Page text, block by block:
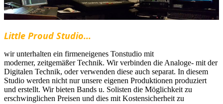
Little Proud Studio...
wir unterhalten ein firmeneigenes Tonstudio mit
moderner, zeitgemäßer Technik. Wir verbinden die Analoge- mit der
Digitalen Technik, oder verwenden diese auch separat. In diesem
Studio werden nicht nur unsere eigenen Produktionen produziert
und erstellt. Wir bieten Bands u. Solisten die Möglichkeit zu
erschwinglichen Preisen und dies mit Kostensicherheit zu